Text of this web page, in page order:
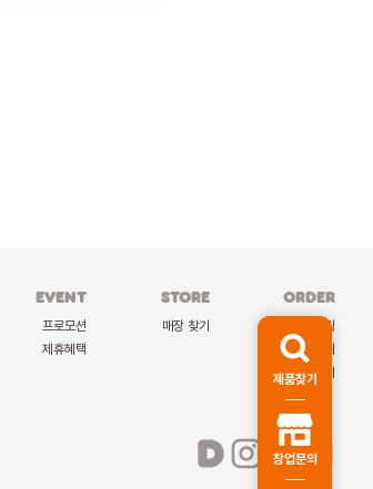
EVENT
프로모션
제휴혜택
STORE
매장 찾기
ORDER
케이터링
딜리버리
선물하기
제품찾기
창업문의